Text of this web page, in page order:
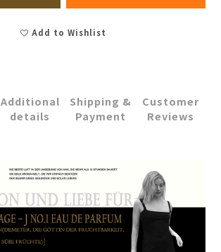
Add to Wishlist
Additional
details
Shipping &
Payment
Customer
Reviews